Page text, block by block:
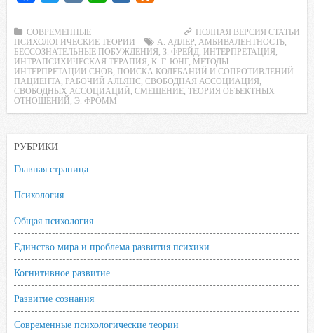
c
e
b
o
o
i
t
t
e
r
t
s
A
p
l
.
R
o
k
l
i
ПОЛНАЯ ВЕРСИЯ СТАТЬИ
СОВРЕМЕННЫЕ
ПСИХОЛОГИЧЕСКИЕ ТЕОРИИ
А. АДЛЕР, АМБИВАЛЕНТНОСТЬ,
БЕССОЗНАТЕЛЬНЫЕ ПОБУЖДЕНИЯ
З. ФРЕЙД ИНТЕРПРЕТАЦИЯ
ИНТРАПСИХИЧЕСКАЯ ТЕРАПИЯ
К. Г. ЮНГ, МЕТОДЫ
ИНТЕРПРЕТАЦИИ СНОВ
ПОИСКА КОЛЕБАНИЙ И СОПРОТИВЛЕНИЙ
ПАЦИЕНТА
РАБОЧИЙ АЛЬЯНС СВОБОДНАЯ АССОЦИАЦИЯ
СВОБОДНЫХ АССОЦИАЦИЙ СМЕЩЕНИЕ ТЕОРИЯ ОБЪЕКТНЫХ
ОТНОШЕНИЙ Э. ФРОММ
РУБРИКИ
Главная страница
Психология
Общая психология
Единство мира и проблема развития психики
Когнитивное развитие
Развитие сознания
Современные психологические теории